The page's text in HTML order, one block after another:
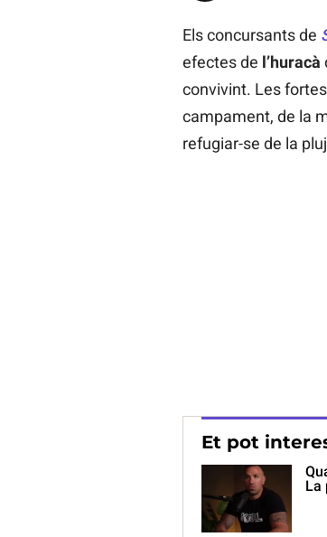
Els concursants de
efectes de l’huracà
convivint. Les
campament, de la
refugiar-se de la
Et pot
La